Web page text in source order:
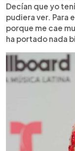
Decían que yo
pudiera ver. Para
porque me cae
ha portado nada